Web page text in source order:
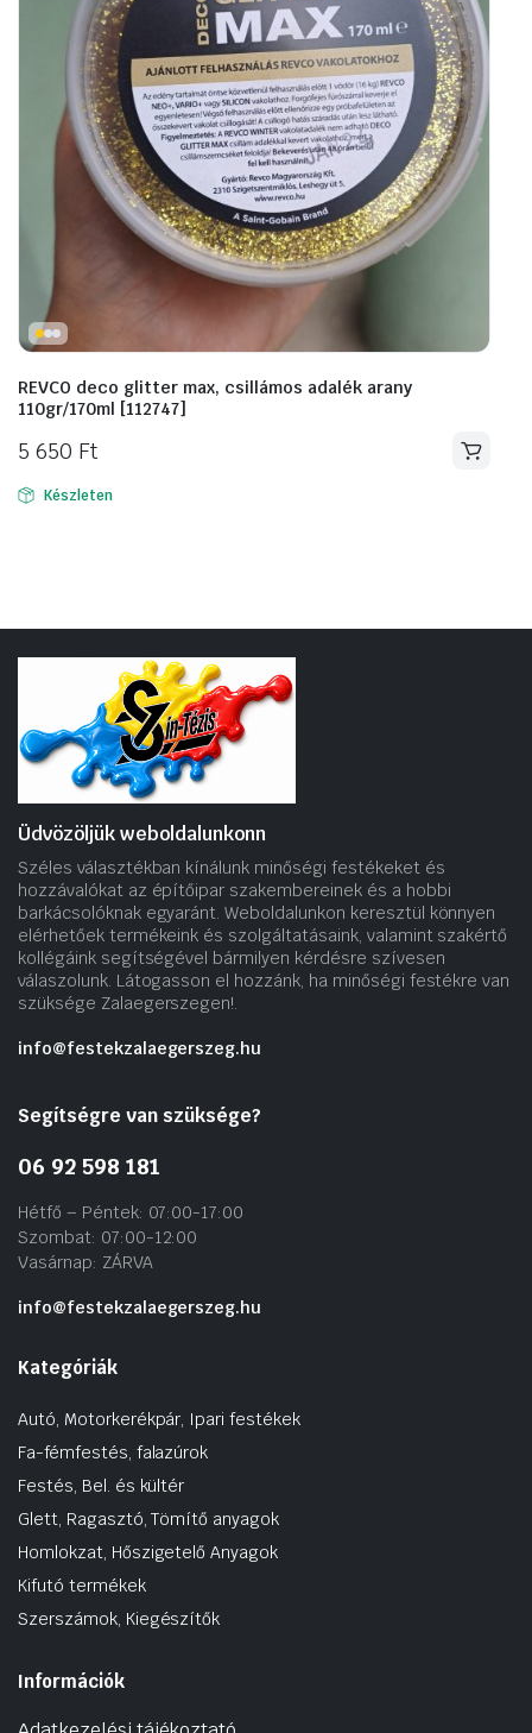
REVCO deco glitter max, csillámos adalék arany
110gr/170ml [112747]
5 650 Ft
Készleten
Üdvözöljük weboldalunkonn
Széles választékban kínálunk minőségi festékeket és
hozzávalókat az építőipar szakembereinek és a hobbi
barkácsolóknak egyaránt. Weboldalunkon keresztül könnyen
elérhetőek termékeink és szolgáltatásaink, valamint szakértő
kollégáink segítségével bármilyen kérdésre szívesen
válaszolunk. Látogasson el hozzánk, ha minőségi festékre van
szüksége Zalaegerszegen!.
info@festekzalaegerszeg.hu
Segítségre van szüksége?
06 92 598 181
Hétfő – Péntek: 07:00-17:00
Szombat: 07:00-12:00
Vasárnap: ZÁRVA
info@festekzalaegerszeg.hu
Kategóriák
Autó, Motorkerékpár, Ipari festékek
Fa-fémfestés, falazúrok
Festés, Bel. és kültér
Glett, Ragasztó, Tömítő anyagok
Homlokzat, Hőszigetelő Anyagok
Kifutó termékek
Szerszámok, Kiegészítők
Információk